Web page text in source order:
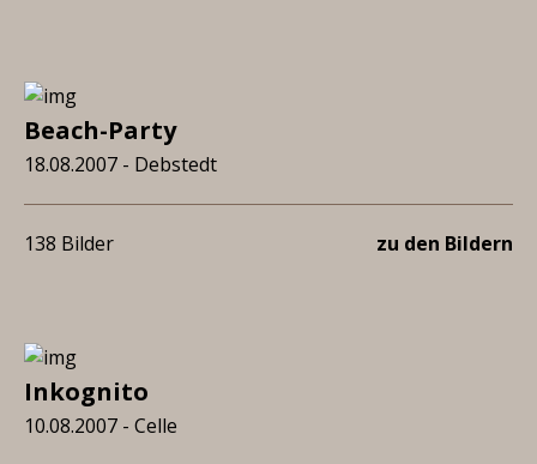
Beach-Party
18.08.2007 - Debstedt
138 Bilder zu den Bildern
Inkognito
10.08.2007 - Celle